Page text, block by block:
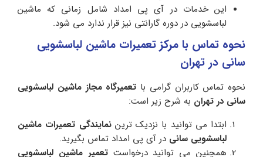
این خدمات در آی پی امداد شامل زمانی که ماشین
لباسشویی در دوره گارانتی نیز قرار ندارد می شود.
نحوه تماس با مرکز تعمیرات ماشین لباسشویی
سانی در تهران
نحوه تماس کاربران گرامی با تعمیرگاه مجاز ماشین لباسشویی
سانی در تهران به شرح زیر است:
ابتدا می توانید با نزدیک ترین نمایندگی تعمیرات ماشین
لباسشویی سانی در آی پی امداد تماس بگیرید.
همچنین می توانید درخواستتعمیر ماشین لباسشویی